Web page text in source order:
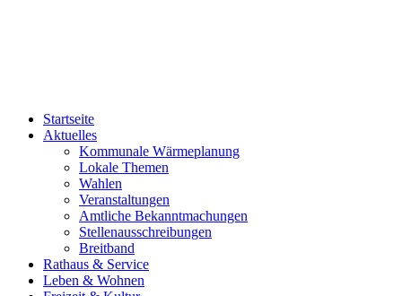
Startseite
Aktuelles
Kommunale Wärmeplanung
Lokale Themen
Wahlen
Veranstaltungen
Amtliche Bekanntmachungen
Stellenausschreibungen
Breitband
Rathaus & Service
Leben & Wohnen